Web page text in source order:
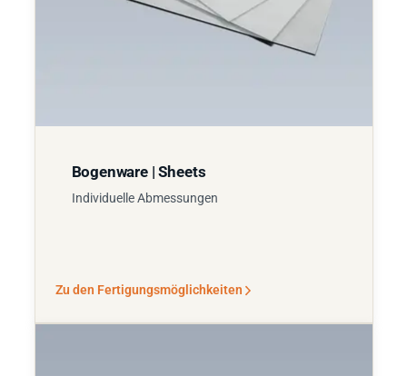
Bogenware | Sheets
Individuelle Abmessungen
Zu den Fertigungsmöglichkeiten